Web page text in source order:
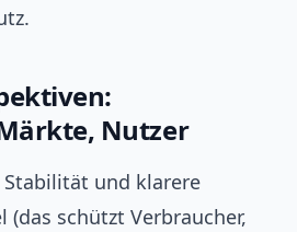
Nutzer
und klarere
(das schützt Verbraucher,